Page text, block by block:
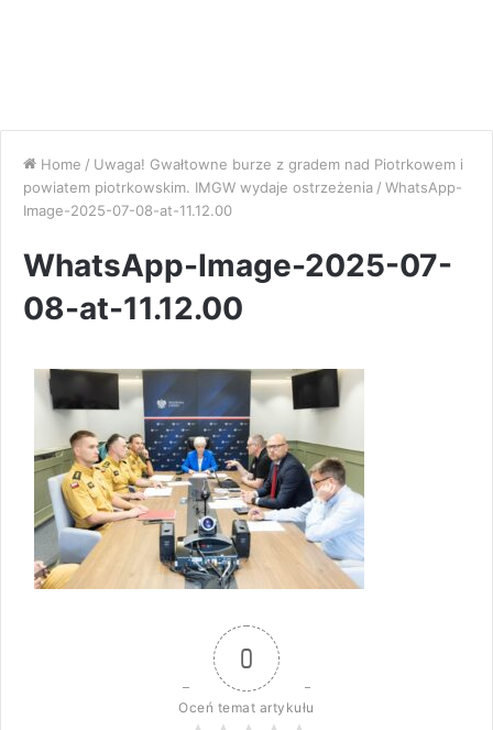
Home / Uwaga! Gwałtowne burze z gradem nad Piotrkowem i
powiatem piotrkowskim. IMGW wydaje ostrzeżenia / WhatsApp-
Image-2025-07-08-at-11.12.00
WhatsApp-Image-2025-07-
08-at-11.12.00
0
Oceń temat artykułu